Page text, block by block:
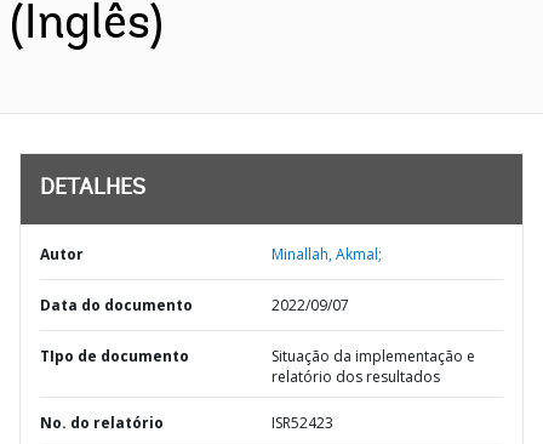
(Inglês)
DETALHES
Autor Minallah, Akmal;
Data do documento 2022/09/07
TIpo de documento
Situação da implementação e
relatório dos resultados
No. do relatório ISR52423